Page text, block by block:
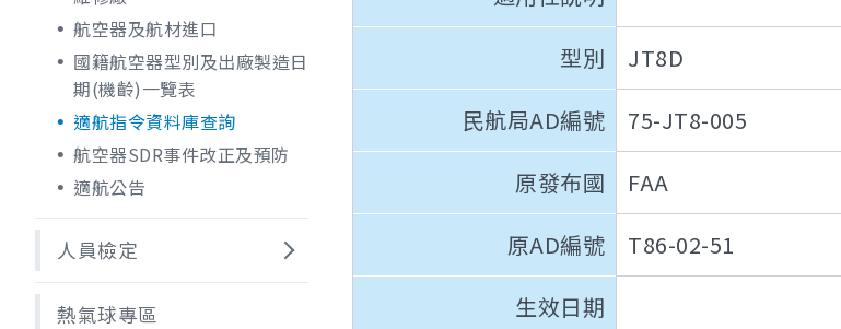
航空器及航材進口
國籍航空器型別及出廠製造日
期(機齡)一覽表
適航指令資料庫查詢
航空器SDR事件改正及預防
適航公告
人員檢定
熱氣球專區
型別
JT8D
民航局AD編號
75-JT8-005
原發布國
FAA
原AD編號
T86-02-51
生效日期